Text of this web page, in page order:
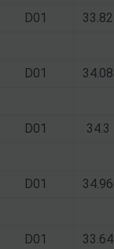
D01 33.82
D01 34.08
D01 34.3
D01 34.96
D01 33.64